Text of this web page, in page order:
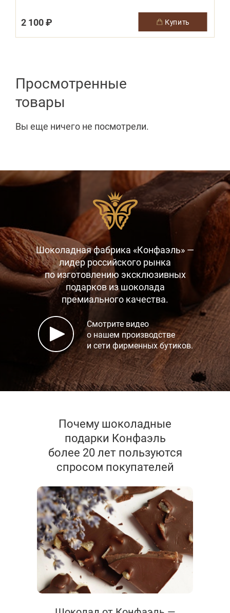
2 100 ₽ купить
Просмотренные
товары
Вы еще ничего не посмотрели.
Шоколадная фабрика «Конфаэль» —
лидер российского рынка
по изготовлению эксклюзивных
подарков из шоколада
премиального качества.
Смотрите видео
о нашем производстве
и сети фирменных бутиков.
Почему шоколадные
подарки Конфаэль
более 20 лет пользуются
спросом покупателей